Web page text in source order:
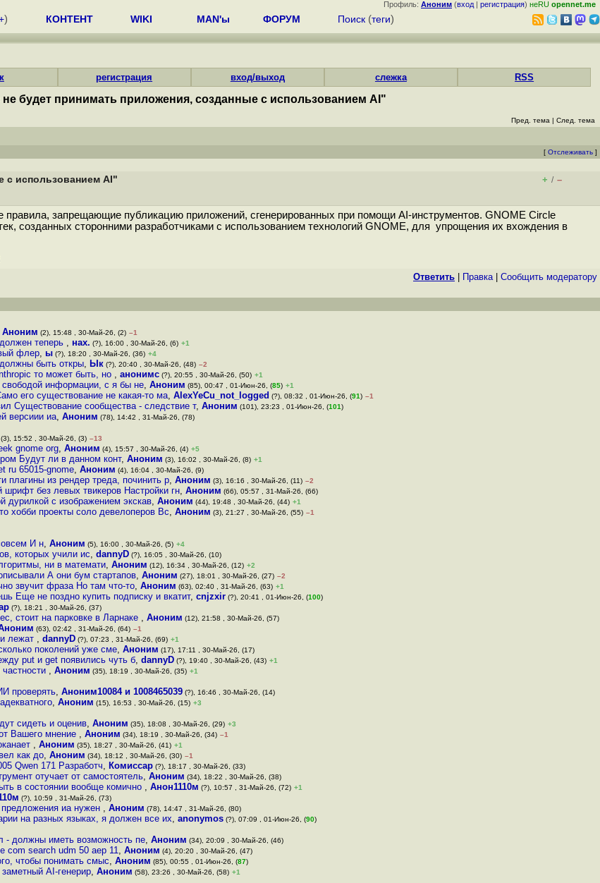
Профиль: Аноним (вход | регистрация) неRU opennet.me
) КОНТЕНТ WIKI MAN'ы ФОРУМ Поиск (теги)
регистрация вход/выход слежка RSS
не будет принимать приложения, созданные с использованием AI"
Пред. тема | След. тема
[ Отслеживать ]
с использованием AI" + / –
запрещающие публикацию приложений, сгенерированных при помощи AI-инструментов. GNOME Circle
созданных сторонними разработчиками с использованием технологий GNOME, для упрощения их вхождения в
Ответить Правка| Cообщить модератору
Аноним (2), 15:48 , 30-Май-26, (2) –1
теперь , нах. (?), 16:00 , 30-Май-26, (6) +1
флер, ы (?), 18:20 , 30-Май-26, (36) +4
быть откры, Ык (?), 20:40 , 30-Май-26, (48) –2
то может быть, но , анонимс (?), 20:55 , 30-Май-26, (50) +1
информации, с я бы не, Аноним (85), 00:47 , 01-Июн-26, (85) +1
его существование не какая-то ма, AlexYeCu_not_logged (?), 08:32 , 01-Июн-26, (91) –1
Существование сообщества - следствие т, Аноним (101), 23:23 , 01-Июн-26, (101)
версиии иа, Аноним (78), 14:42 , 31-Май-26, (78)
(3), 15:52 , 30-Май-26, (3) –13
gnome org, Аноним (4), 15:57 , 30-Май-26, (4) +5
Будут ли в данном конт, Аноним (3), 16:02 , 30-Май-26, (8) +1
ru 65015-gnome, Аноним (4), 16:04 , 30-Май-26, (9)
плагины из рендер треда, починить р, Аноним (3), 16:16 , 30-Май-26, (11) –2
без левых твикеров Настройки гн, Аноним (66), 05:57 , 31-Май-26, (66)
дypилкой с изображением экскав, Аноним (44), 19:48 , 30-Май-26, (44) +1
хобби проекты соло девелоперов Вс, Аноним (3), 21:27 , 30-Май-26, (55) –1
И н, Аноним (5), 16:00 , 30-Май-26, (5) +4
которых учили ис, dannyD (?), 16:05 , 30-Май-26, (10)
ни в математи, Аноним (12), 16:34 , 30-Май-26, (12) +2
А они бум стартапов, Аноним (27), 18:01 , 30-Май-26, (27) –2
звучит фраза Но там что-то, Аноним (63), 02:40 , 31-Май-26, (63) +1
Еще не поздно купить подписку и вкатит, cnjzxir (?), 20:41 , 01-Июн-26, (100)
(?), 18:21 , 30-Май-26, (37)
стоит на парковке в Ларнаке , Аноним (12), 21:58 , 30-Май-26, (57)
(63), 02:42 , 31-Май-26, (64) –1
лежат , dannyD (?), 07:23 , 31-Май-26, (69) +1
поколений уже сме, Аноним (17), 17:11 , 30-Май-26, (17)
put и get появились чуть б, dannyD (?), 19:40 , 30-Май-26, (43) +1
, Аноним (35), 18:19 , 30-Май-26, (35) +1
проверять, Аноним10084 и 1008465039 (?), 16:46 , 30-Май-26, (14)
, Аноним (15), 16:53 , 30-Май-26, (15) +3
сидеть и оценив, Аноним (35), 18:08 , 30-Май-26, (29) +3
Вашего мнение , Аноним (34), 18:19 , 30-Май-26, (34) –1
, Аноним (35), 18:27 , 30-Май-26, (41) +1
как до, Аноним (34), 18:12 , 30-Май-26, (30) –1
Qwen 171 Разработч, Комиссар (?), 18:17 , 30-Май-26, (33)
отучает от самостоятель, Аноним (34), 18:22 , 30-Май-26, (38)
в состоянии вообще комично , Анон1110м (?), 10:57 , 31-Май-26, (72) +1
(?), 10:59 , 31-Май-26, (73)
иа нужен , Аноним (78), 14:47 , 31-Май-26, (80)
на разных языках, я должен все их, anonymos (?), 07:09 , 01-Июн-26, (90)
- должны иметь возможность пе, Аноним (34), 20:09 , 30-Май-26, (46)
com search udm 50 aep 11, Аноним (4), 20:20 , 30-Май-26, (47)
чтобы понимать смыс, Аноним (85), 00:55 , 01-Июн-26, (87)
AI-генерир, Аноним (58), 23:26 , 30-Май-26, (58) +1